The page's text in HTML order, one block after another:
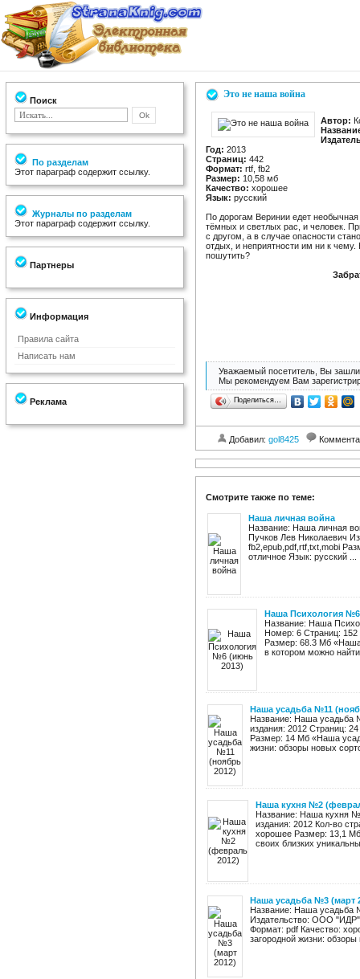
Поиск
По разделам
Этот параграф содержит ссылку.
Журналы по разделам
Этот параграф содержит ссылку.
Партнеры
Информация
Правила сайта
Написать нам
Реклама
Это не наша война
Автор:
Год: 2013
Страниц: 442
Формат: rtf, fb2
Размер: 10,58 мб
Качество: хорошее
Язык: русский
По дорогам Веринии едет
тёмных и светлых рас, и человек.
с другом, а в случае опасности
отдых, и неприятности им ни к
пошутить?
Уважаемый посетитель, Вы зашли
Мы рекомендуем Вам
Поделиться…
Добавил: gol8425
Смотрите также по теме:
Наша личная война
Название: Наша личная
Пучков Лев Николаевич
fb2,epub,pdf,rtf,txt,mobi
отличное Язык: русский ...
Наша Психология
Название: Наша
Номер: 6 Страниц:
Размер: 68.3 Мб «Наша
в котором можно
Наша усадьба №11
Название: Наша усадьба
издания: 2012 Страниц:
Размер: 14 Мб «Наша
жизни: обзоры новых
Наша кухня №2
Название: Наша кухня
издания: 2012 Кол-во
хорошее Размер: 13,1
своих близких
Наша усадьба №3 (март
Название: Наша усадьба
Издательство: ООО "ИДР"
Формат: pdf Качество:
загородной жизни: